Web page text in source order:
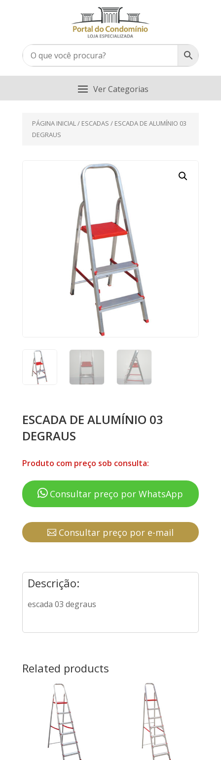
PÁGINA INICIAL / ESCADAS / ESCADA DE ALUMÍNIO 03
DEGRAUS
ESCADA DE ALUMÍNIO 03
DEGRAUS
Produto com preço sob consulta:
Consultar preço por WhatsApp
Consultar preço por e-mail
Descrição:
escada 03 degraus
Related products